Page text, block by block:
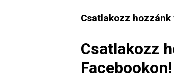
Csatlakozz hozzánk
Csatlakozz
Facebookon!